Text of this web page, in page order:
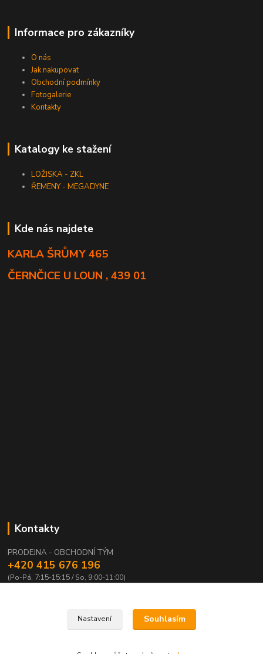
Informace pro zákazníky
O nás
Jak nakupovat
Obchodní podmínky
Fotogalerie
Kontakty
Katalogy ke stažení
LOŽISKA - ZKL
ŘEMENY - MEGADYNE
Kde nás najdete
KARLA ŠRŮMY 465
ČERNČICE U LOUN , 439 01
Kontakty
PRODEJNA - OBCHODNÍ TÝM
+420 415 676 196
(Po-Pá, 7:15-15:15 / So, 9:00-11:00)
Nastavení Souhlasím